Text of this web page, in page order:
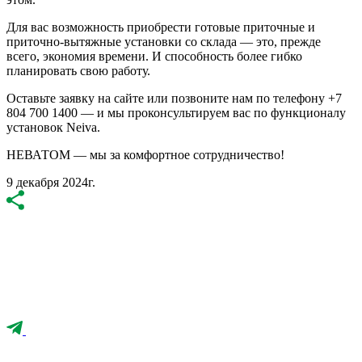
Для вас возможность приобрести готовые приточные и
приточно-вытяжные установки со склада — это, прежде
всего, экономия времени. И способность более гибко
планировать свою работу.
Оставьте заявку на сайте или позвоните нам по телефону +7
804 700 1400 — и мы проконсультируем вас по функционалу
установок Neiva.
НЕВАТОМ — мы за комфортное сотрудничество!
9 декабря 2024г.